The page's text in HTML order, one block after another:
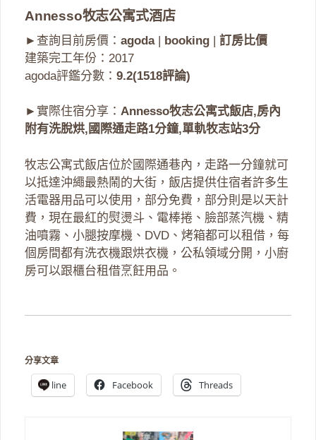
Annesso牧志公寓式酒店
►查詢目前房價： agoda| booking | 訂房比價
建築完工年份：2017
agoda評鑑分數： 9.2(1518評論)
►實際住宿分享： Annesso牧志公寓式飯店,房內
附有洗脫烘,國際通走路1分鐘,單軌牧志站3分
牧志公寓式飯店位於國際通巷內，走路一分鐘就可
以抵達沖繩最熱鬧的大街，飯店提供住宿者許多生
活電器用品可以使用，部分免費，部分則是以天計
費，現在最紅的熨燙斗、電棒捲、臉部蒸汽機、精
油噴霧、小腿按摩機、DVD、烤箱都可以租借，每
個房間都有洗衣機跟烘衣機，公私領域分開，小廚
房可以跟櫃台租借烹飪用品。
分享文章
line Facebook Threads